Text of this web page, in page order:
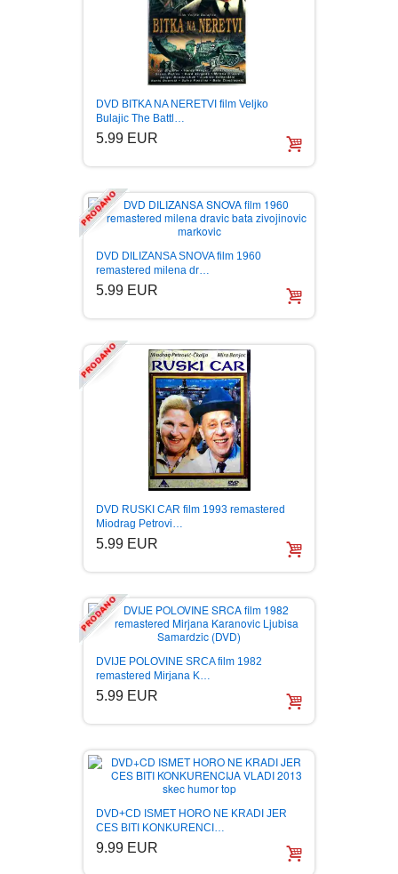
DVD BITKA NA NERETVI film Veljko
Bulajic The Battl…
5.99 EUR
DVD DILIZANSA SNOVA film 1960
remastered milena dr…
5.99 EUR
DVD RUSKI CAR film 1993 remastered
Miodrag Petrovi…
5.99 EUR
DVIJE POLOVINE SRCA film 1982
remastered Mirjana K…
5.99 EUR
DVD+CD ISMET HORO NE KRADI JER
CES BITI KONKURENCI…
9.99 EUR